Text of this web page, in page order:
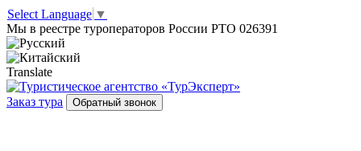
Select Language ▼
Мы в реестре туроператоров России РТО 026391
Translate
Заказ тура Обратный звонок